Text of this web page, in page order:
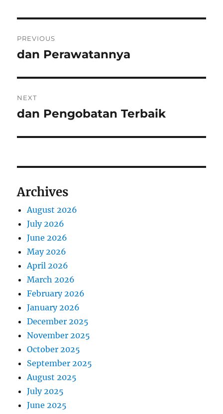
navigation
PREVIOUS
Previous
dan Perawatannya
NEXT
Next
dan Pengobatan Terbaik
Archives
August 2026
July 2026
June 2026
May 2026
April 2026
March 2026
February 2026
January 2026
December 2025
November 2025
October 2025
September 2025
August 2025
July 2025
June 2025